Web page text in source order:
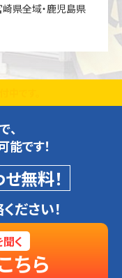
崎県全域・鹿児島県
、
です！
無料！
ださい！
く
ちら